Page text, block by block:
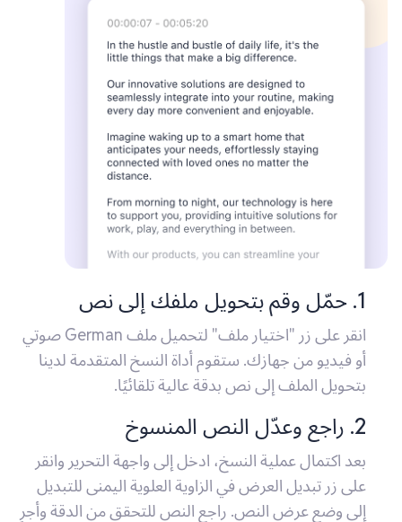
1. حمّل وقم بتحويل ملفك إلى نص
انقر على زر "اختيار ملف" لتحميل ملف German صوتي
أو فيديو من جهازك. ستقوم أداة النسخ المتقدمة لدينا
بتحويل الملف إلى نص بدقة عالية تلقائيًا.
2. راجع وعدّل النص المنسوخ
بعد اكتمال عملية النسخ، ادخل إلى واجهة التحرير وانقر
على زر تبديل العرض في الزاوية العلوية اليمنى للتبديل
إلى وضع عرض النص. راجع النص للتحقق من الدقة وأجرِ